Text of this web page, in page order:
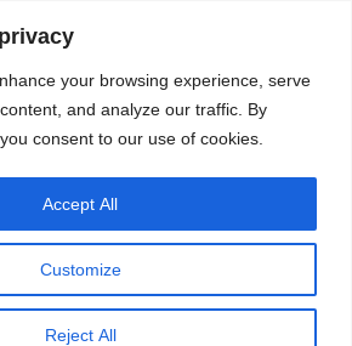
your browsing experience, serve
and analyze our traffic. By
consent to our use of cookies.
Customize
Reject All
Accept All
2026